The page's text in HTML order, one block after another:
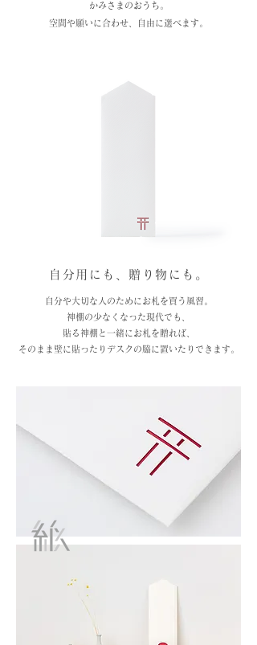
かみさまのおうち。
​空間や願いに合わせ、自由に選べます。
自分用にも、贈り物にも。
自分や大切な人のためにお札を買う風習。
神棚の少なくなった現代でも、
貼る神棚と一緒にお札を贈れば、
​そのまま壁に貼ったりデスクの脇に置いたりできます。